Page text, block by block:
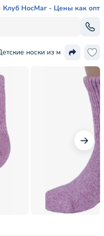
Клуб НосМаг - Цены как опт
носки из монгольской